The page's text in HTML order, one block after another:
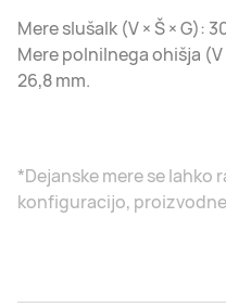
Mere slušalk (V × Š × G):
Mere polnilnega ohišja (V
26,8 mm.
*Dejanske mere se lahko
konfiguracijo,